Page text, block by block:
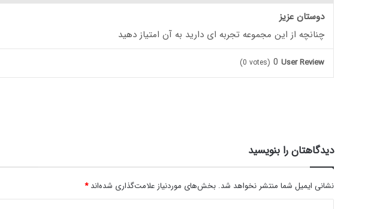
دوستان عزیز
چنانچه از این مجموعه تجربه ای دارید به آن امتیاز دهید
User Review
0
(0 votes)
دیدگاهتان را بنویسید
نشانی ایمیل شما منتشر نخواهد شد. بخش‌های موردنیاز علامت‌گذاری شده‌اند*